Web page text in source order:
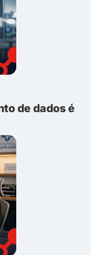
de dados é